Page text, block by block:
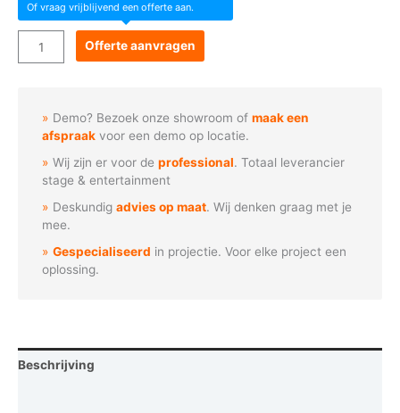
Of vraag vrijblijvend een offerte aan.
Goboservice
-
silhouet
Offerte aanvragen
Demo? Bezoek onze showroom ofmaak een
afspraak voor een demo op locatie.
Wij zijn er voor deprofessional. Totaal leverancier
stage & entertainment
Deskundigadvies op maat. Wij denken graag met je
mee.
Gespecialiseerd in projectie. Voor elke project een
oplossing.
Beschrijving